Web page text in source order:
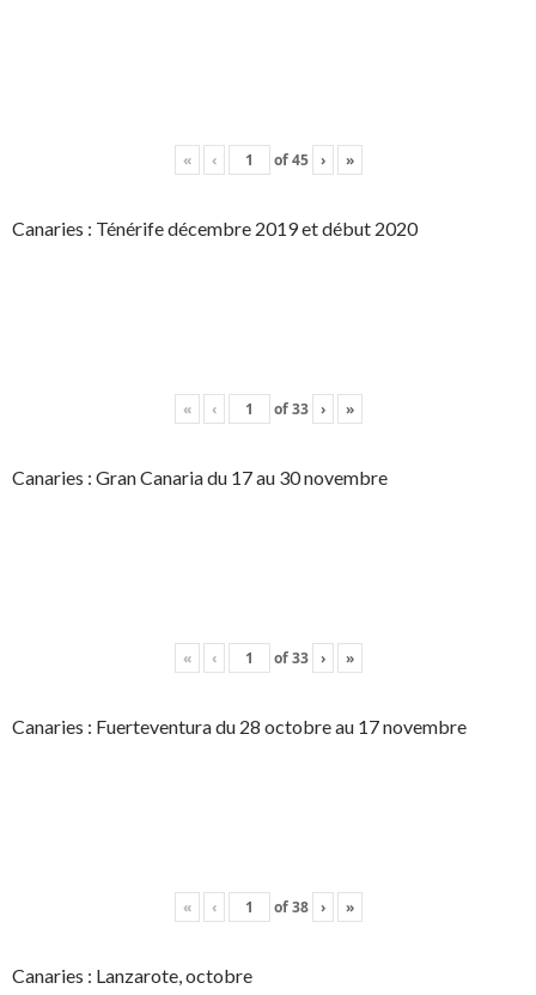
« ‹ of45 › »
Canaries : Ténérife décembre 2019 et début 2020
« ‹ of33 › »
Canaries : Gran Canaria du 17 au 30 novembre
« ‹ of33 › »
Canaries : Fuerteventura du 28 octobre au 17 novembre
« ‹ of38 › »
Canaries : Lanzarote, octobre